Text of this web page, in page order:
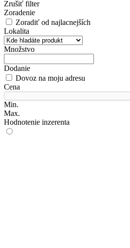
Zrušiť filter
Zoradenie
Zoradiť od najlacnejších
Lokalita
Množstvo
Dodanie
Dovoz na moju adresu
Cena
Min.
Max.
Hodnotenie inzerenta